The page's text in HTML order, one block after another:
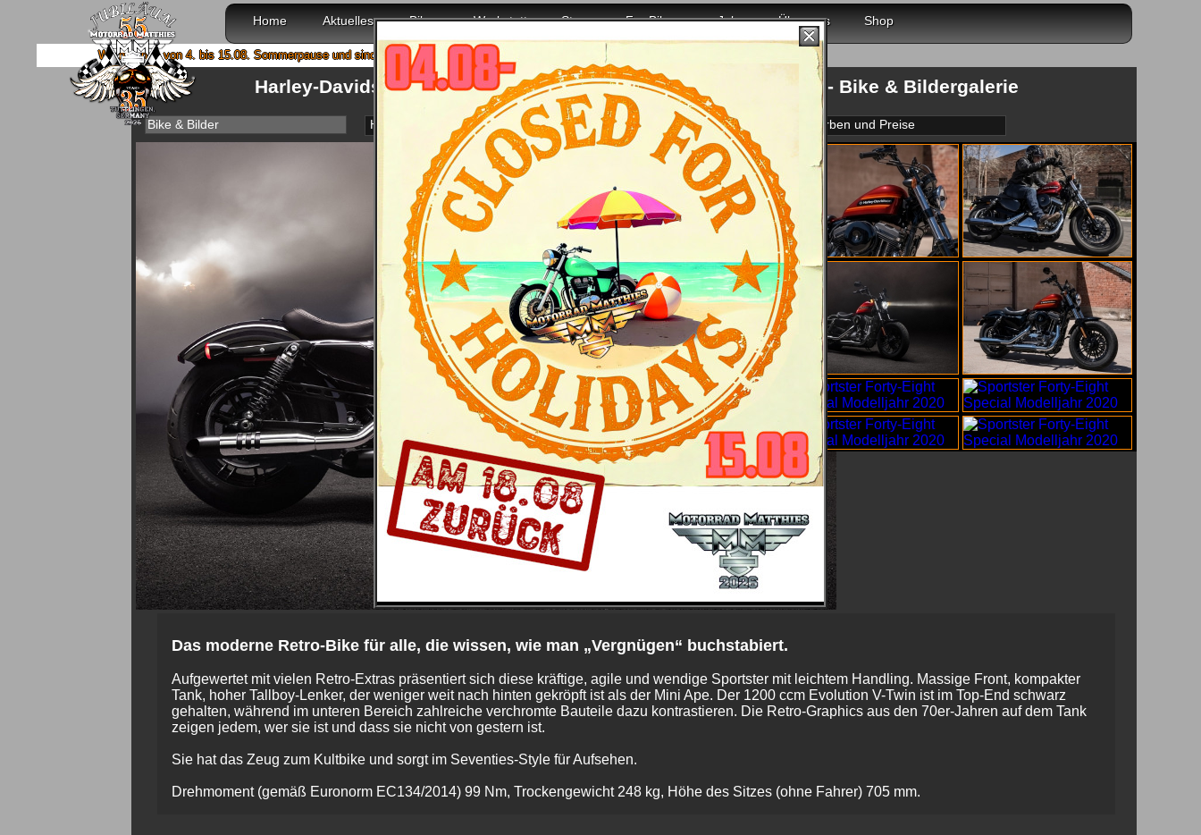
Home Aktuelles Bikes Werkstatt Store For Bikers Jobs Über uns Shop
Wir machen von 4. bis 15.08. Sommerpause und sind ab 18.08. wieder mit voller Power für Euch da!
Harley-Davidson Sportster Forty-Eight Special Modelljahr 2020 - Bike & Bildergalerie
Bike & Bilder Hauptmerkmale Daten Farben und Preise
Das moderne Retro-Bike für alle, die wissen, wie man „Vergnügen“ buchstabiert.
Aufgewertet mit vielen Retro-Extras präsentiert sich diese kräftige, agile und wendige Sportster mit leichtem Handling. Massige Front, kompakter
Tank, hoher Tallboy-Lenker, der weniger weit nach hinten gekröpft ist als der Mini Ape. Der 1200 ccm Evolution V-Twin ist im Top-End schwarz
gehalten, während im unteren Bereich zahlreiche verchromte Bauteile dazu kontrastieren. Die Retro-Graphics aus den 70er-Jahren auf dem Tank
zeigen jedem, wer sie ist und dass sie nicht von gestern ist.
Sie hat das Zeug zum Kultbike und sorgt im Seventies-Style für Aufsehen.
Drehmoment (gemäß Euronorm EC134/2014) 99 Nm, Trockengewicht 248 kg, Höhe des Sitzes (ohne Fahrer) 705 mm.